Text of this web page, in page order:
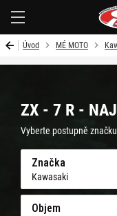
Úvod MÉ MOTO
ZX - 7 R -
Vyberte postupně
Značka
Kawasaki
Objem